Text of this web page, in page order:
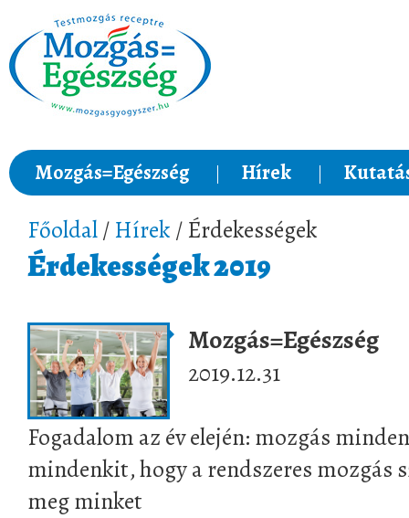
Mozgás=Egészség Hírek
Főoldal/ Hírek / Érdekességek
Érdekességek 2019
Mozgás=Egészség
2019.12.31
Fogadalom az év elején: mozgás
mindenkit, hogy a rendszeres mozgás
meg minket